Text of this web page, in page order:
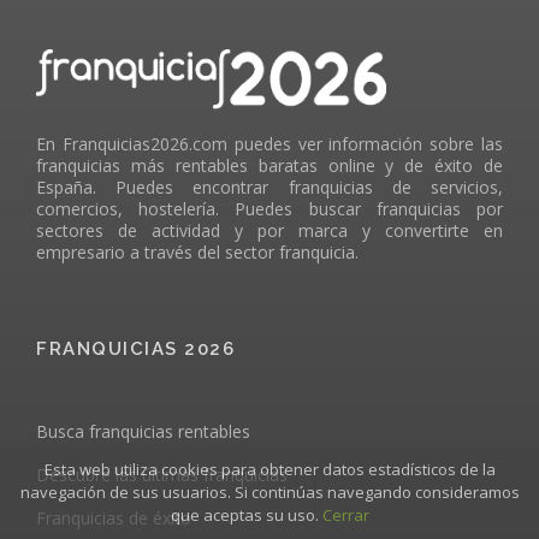
En Franquicias2026.com puedes ver información sobre las
franquicias más rentables baratas online y de éxito de
España. Puedes encontrar franquicias de servicios,
comercios, hostelería. Puedes buscar franquicias por
sectores de actividad y por marca y convertirte en
empresario a través del sector franquicia.
FRANQUICIAS 2026
Busca franquicias rentables
Descubre las últimas franquicias
Franquicias de éxito
Esta web utiliza cookies para obtener datos estadísticos de la
navegación de sus usuarios. Si continúas navegando consideramos
que aceptas su uso. Cerrar